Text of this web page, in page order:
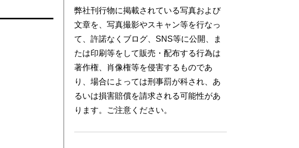
弊社刊行物に掲載されている写真および
文章を、写真撮影やスキャン等を行なっ
て、許諾なくブログ、SNS等に公開、ま
たは印刷等をして販売・配布する行為は
著作権、肖像権等を侵害するものであ
り、場合によっては刑事罰が科され、あ
るいは損害賠償を請求される可能性があ
ります。ご注意ください。